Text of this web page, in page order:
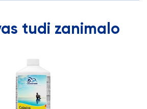
tudi zanimalo